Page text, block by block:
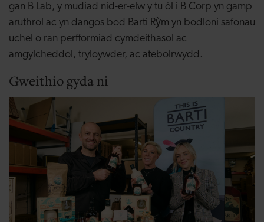
gan B Lab, y mudiad nid-er-elw y tu ôl i B Corp yn gamp
aruthrol ac yn dangos bod Barti Rỳm yn bodloni safonau
uchel o ran perfformiad cymdeithasol ac
amgylcheddol, tryloywder, ac atebolrwydd.
Gweithio gyda ni